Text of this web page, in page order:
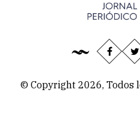
© Copyright 2026, Todos